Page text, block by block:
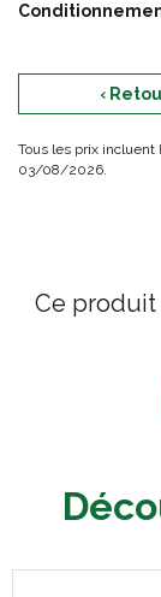
‹
Tous les prix incluent
03/08/2026.
Ce produit